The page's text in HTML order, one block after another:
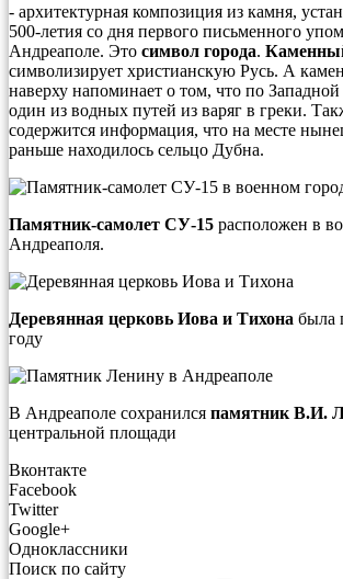
- архитектурная композиция из камня,
500-летия со дня первого письменного
Андреаполе. Это символ города.
символизирует христианскую Русь. А
наверху напоминает о том, что по
один из водных путей из варяг в греки.
содержится информация, что на месте
раньше находилось сельцо Дубна.
Памятник-самолет СУ-15 расположен в
Андреаполя.
Деревянная церковь Иова и Тихона была
году
В Андреаполе сохранился памятник В.И.
центральной площади
Вконтакте
Facebook
Twitter
Google+
Одноклассники
Поиск по сайту